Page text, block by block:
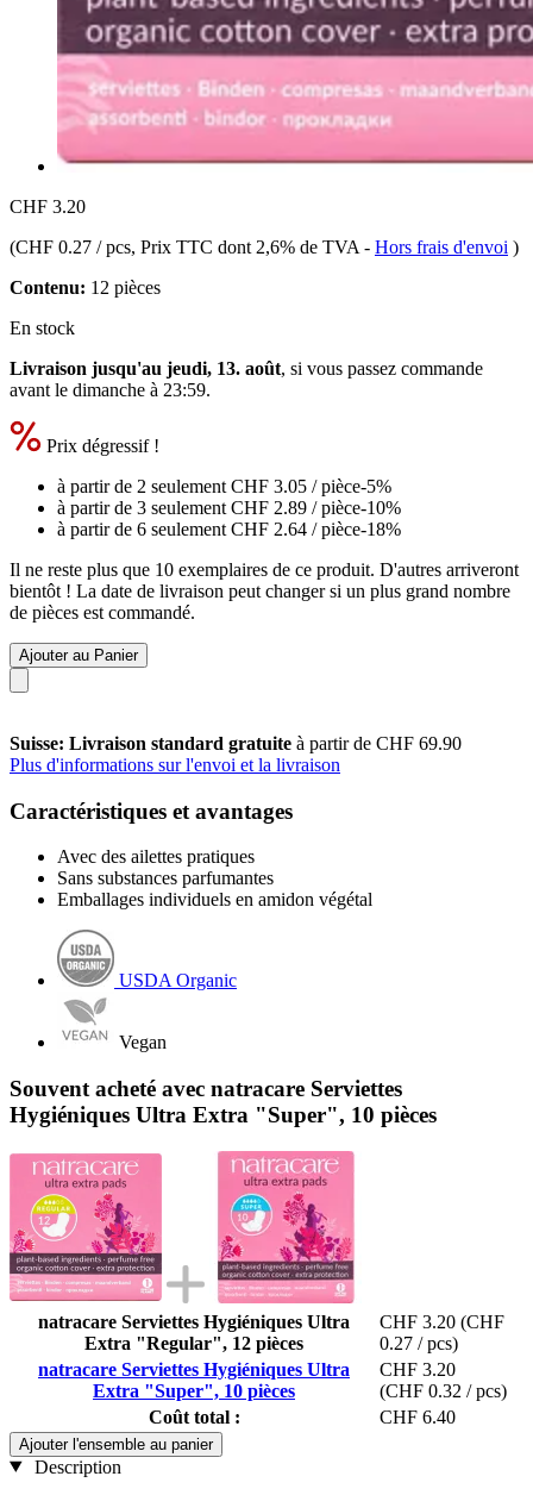
CHF 3.20
(CHF 0.27 / pcs, Prix TTC dont 2,6% de TVA - Hors frais d'envoi )
Contenu: 12 pièces
En stock
Livraison jusqu'au jeudi, 13. août, si vous passez commande
avant le dimanche à 23:59.
Prix dégressif !
à partir de 2 seulement CHF 3.05 / pièce-5%
à partir de 3 seulement CHF 2.89 / pièce-10%
à partir de 6 seulement CHF 2.64 / pièce-18%
Il ne reste plus que 10 exemplaires de ce produit. D'autres arriveront
bientôt ! La date de livraison peut changer si un plus grand nombre
de pièces est commandé.
Ajouter au Panier
Suisse: Livraison standard gratuite à partir de CHF 69.90
Plus d'informations sur l'envoi et la livraison
Caractéristiques et avantages
Avec des ailettes pratiques
Sans substances parfumantes
Emballages individuels en amidon végétal
USDA Organic
Vegan
Souvent acheté avec natracare Serviettes
Hygiéniques Ultra Extra "Super", 10 pièces
natracare Serviettes Hygiéniques Ultra
Extra "Regular", 12 pièces
CHF 3.20 (CHF
0.27 / pcs)
natracare Serviettes Hygiéniques Ultra
Extra "Super", 10 pièces
CHF 3.20
(CHF 0.32 / pcs)
Coût total :
CHF 6.40
Ajouter l'ensemble au panier
Description